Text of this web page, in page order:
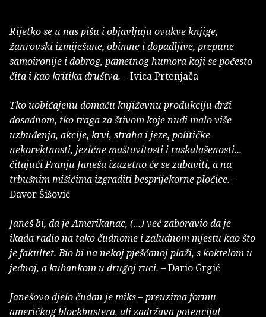
Rijetko se u nas pišu i objavljuju ovakve knjige,
žanrovski izmiješane, obimne i dopadljive, prepune
samoironije i dobrog, pametnog humora koji se počesto
čita i kao kritika društva. – Ivica Prtenjača
Tko uobičajenu domaću književnu produkciju drži
dosadnom, tko traga za štivom koje nudi malo više
uzbuđenja, akcije, krvi, straha i jeze, političke
nekorektnosti, jezične maštovitosti i raskalašenosti...
čitajući Franju Janeša izuzetno će se zabaviti, a na
trbušnim mišićima izgraditi besprijekorne pločice. –
Davor Šišović
Janeš bi, da je Amerikanac, (...) već zaboravio da je
ikada radio na tako čudnome i zaludnom mjestu kao što
je fakultet. Bio bi na nekoj pješčanoj plaži, s koktelom u
jednoj, a kubankom u drugoj ruci. – Dario Grgić
Janešovo djelo čudan je miks – preuzima formu
američkog blockbustera, ali zadržava potencijal